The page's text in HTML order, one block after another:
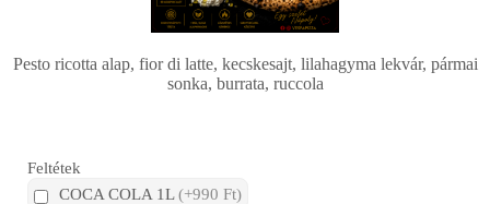
Pesto ricotta alap, fior di latte, kecskesajt, lilahagyma lekvár, pármai
sonka, burrata, ruccola
Feltétek
COCA COLA 1L(+990 Ft)